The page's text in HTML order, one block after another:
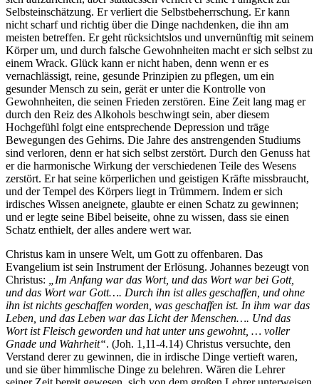
Selbsteinschätzung. Er verliert die Selbstbeherrschung. Er kann
nicht scharf und richtig über die Dinge nachdenken, die ihn am
meisten betreffen. Er geht rücksichtslos und unvernünftig mit seinem
Körper um, und durch falsche Gewohnheiten macht er sich selbst zu
einem Wrack. Glück kann er nicht haben, denn wenn er es
vernachlässigt, reine, gesunde Prinzipien zu pflegen, um ein
gesunder Mensch zu sein, gerät er unter die Kontrolle von
Gewohnheiten, die seinen Frieden zerstören. Eine Zeit lang mag er
durch den Reiz des Alkohols beschwingt sein, aber diesem
Hochgefühl folgt eine entsprechende Depression und träge
Bewegungen des Gehirns. Die Jahre des anstrengenden Studiums
sind verloren, denn er hat sich selbst zerstört. Durch den Genuss hat
er die harmonische Wirkung der verschiedenen Teile des Wesens
zerstört. Er hat seine körperlichen und geistigen Kräfte missbraucht,
und der Tempel des Körpers liegt in Trümmern. Indem er sich
irdisches Wissen aneignete, glaubte er einen Schatz zu gewinnen;
und er legte seine Bibel beiseite, ohne zu wissen, dass sie einen
Schatz enthielt, der alles andere wert war.
Christus kam in unsere Welt, um Gott zu offenbaren. Das
Evangelium ist sein Instrument der Erlösung. Johannes bezeugt von
Christus:
„Im Anfang war das Wort, und das Wort war bei Gott,
und das Wort war Gott…. Durch ihn ist alles geschaffen, und ohne
ihn ist nichts geschaffen worden, was geschaffen ist. In ihm war das
Leben, und das Leben war das Licht der Menschen…. Und das
Wort ist Fleisch geworden und hat unter uns gewohnt, … voller
Gnade und Wahrheit“. (Joh. 1,11-4.14) Christus versuchte, den
Verstand derer zu gewinnen, die in irdische Dinge vertieft waren,
und sie über himmlische Dinge zu belehren. Wären die Lehrer